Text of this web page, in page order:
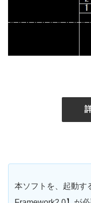
本ソフトを、起動す